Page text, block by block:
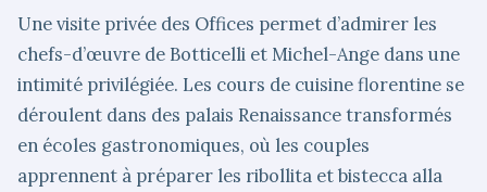
Une visite privée des Offices permet d’admirer les
chefs-d’œuvre de Botticelli et Michel-Ange dans une
intimité privilégiée. Les cours de cuisine florentine se
déroulent dans des palais Renaissance transformés
en écoles gastronomiques, où les couples
apprennent à préparer les ribollita et bistecca alla